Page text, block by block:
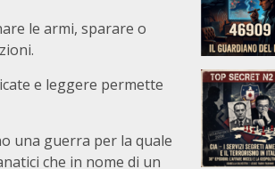
le armi, sparare o
e leggere permette
una guerra per la quale
che in nome di un